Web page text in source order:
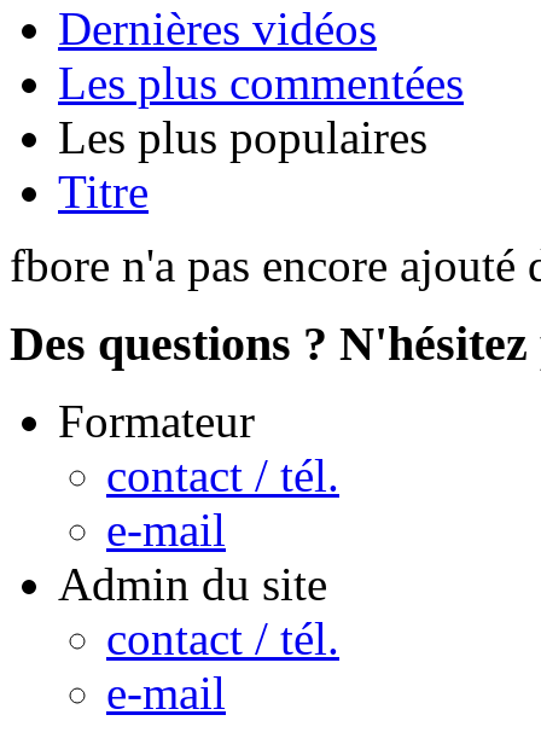
Dernières vidéos
Les plus commentées
Les plus populaires
Titre
fbore n'a pas encore ajouté
Des questions ?
Formateur
contact / tél.
e-mail
Admin du site
contact / tél.
e-mail